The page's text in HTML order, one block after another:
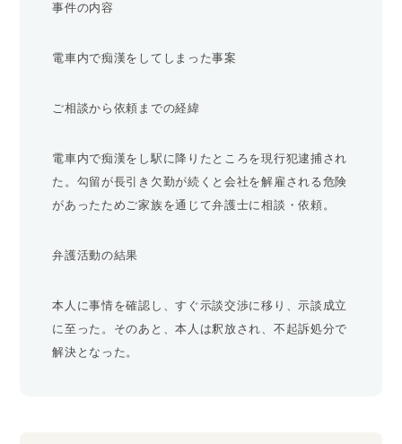
事件の内容
電車内で痴漢をしてしまった事案
ご相談から依頼までの経緯
電車内で痴漢をし駅に降りたところを現行犯逮捕され
た。勾留が長引き欠勤が続くと会社を解雇される危険
があったためご家族を通じて弁護士に相談・依頼。
弁護活動の結果
本人に事情を確認し、すぐ示談交渉に移り、示談成立
に至った。そのあと、本人は釈放され、不起訴処分で
解決となった。